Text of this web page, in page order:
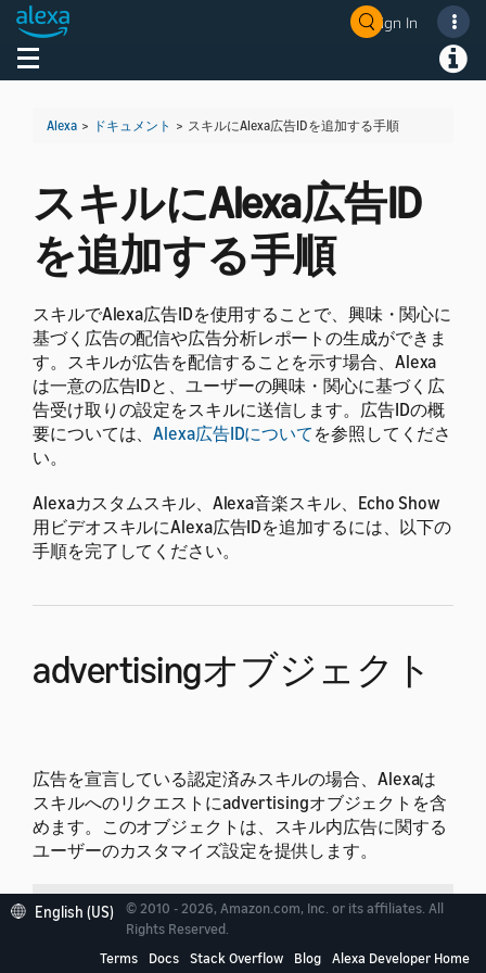
Sign In
Toggle navigation
Alexa > ドキュメント > スキルにAlexa広告IDを追加する手順
スキルにAlexa広告ID
を追加する手順
スキルでAlexa広告IDを使用することで、興味・関心に
基づく広告の配信や広告分析レポートの生成ができま
す。スキルが広告を配信することを示す場合、Alexa
は一意の広告IDと、ユーザーの興味・関心に基づく広
告受け取りの設定をスキルに送信します。広告IDの概
要については、Alexa広告IDについて を参照してくださ
い。
Alexaカスタムスキル、Alexa音楽スキル、Echo Show
用ビデオスキルにAlexa広告IDを追加するには、以下の
手順を完了してください。
advertisingオブジェクト
広告を宣言している認定済みスキルの場合、Alexaは
スキルへのリクエストにadvertisingオブジェクトを含
めます。このオブジェクトは、スキル内広告に関する
ユーザーのカスタマイズ設定を提供します。
プロパティ 説明
OpenRTB API仕様 の
アトリビュ
English (US)
© 2010 - 2026, Amazon.com, Inc. or its affiliates. All
Rights Reserved.
Terms
Docs Stack Overflow Blog Alexa Developer Home
Welcome! Ask the DevAssistant